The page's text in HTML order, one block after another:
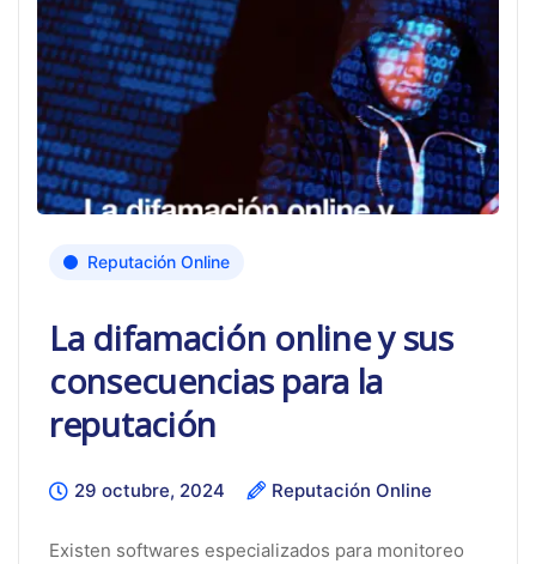
Reputación Online
La difamación online y sus
consecuencias para la
reputación
29 octubre, 2024 Reputación Online
Existen softwares especializados para monitoreo